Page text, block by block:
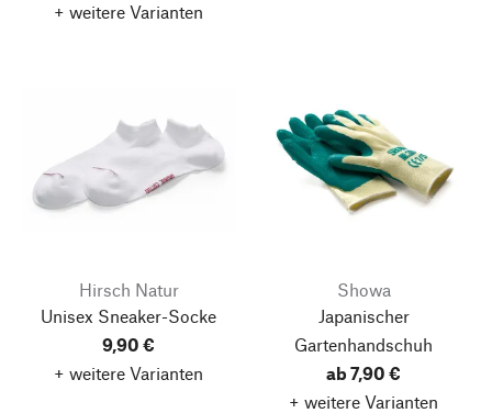
+ weitere Varianten
Hirsch Natur
Unisex Sneaker-Socke
9,90 €
+ weitere Varianten
Showa
Japanischer
Gartenhandschuh
ab 7,90 €
+ weitere Varianten